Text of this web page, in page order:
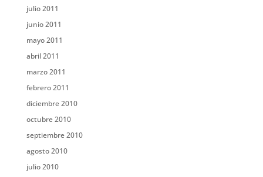
julio 2011
junio 2011
mayo 2011
abril 2011
marzo 2011
febrero 2011
diciembre 2010
octubre 2010
septiembre 2010
agosto 2010
julio 2010